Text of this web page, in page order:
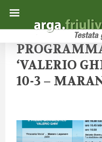
‘VALERIO
10-3 –